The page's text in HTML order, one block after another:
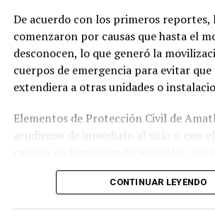
públicos.
De acuerdo con los primeros reportes,
comenzaron por causas que hasta el
desconocen, lo que generó la
cuerpos de emergencia para evitar
extendiera a otras unidades o
Elementos de Protección Civil de
acudieron de inmediato al sitio y, con
para sofocar el fuego, logrando
tras varios minutos de trabajo.
CONTINUAR LEYENDO